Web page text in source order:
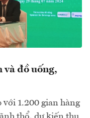
và đồ uống,
với 1.200 gian hàng